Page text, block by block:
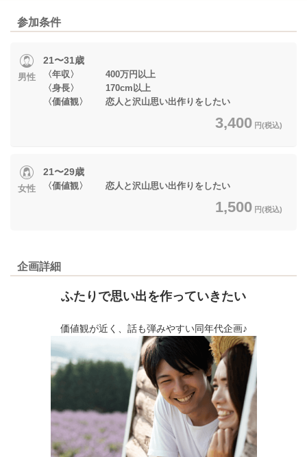
参加条件
男性
21〜31歳
〈年収〉 400万円以上
〈身長〉 170cm以上
〈価値観〉 恋人と沢山思い出作りをしたい
3,400 円(税込)
女性
21〜29歳
〈価値観〉 恋人と沢山思い出作りをしたい
1,500 円(税込)
企画詳細
ふたりで思い出を作っていきたい
価値観が近く、話も弾みやすい同年代企画♪